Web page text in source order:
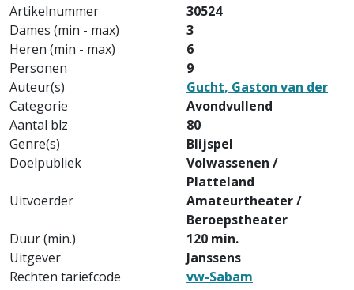
Artikelnummer
30524
Dames (min - max)
3
Heren (min - max)
6
Personen
9
Auteur(s)
Gucht, Gaston van der
Categorie
Avondvullend
Aantal blz
80
Genre(s)
Blijspel
Doelpubliek
Volwassenen /
Platteland
Uitvoerder
Amateurtheater /
Beroepstheater
Duur (min.)
120 min.
Uitgever
Janssens
Rechten tariefcode
vw-Sabam